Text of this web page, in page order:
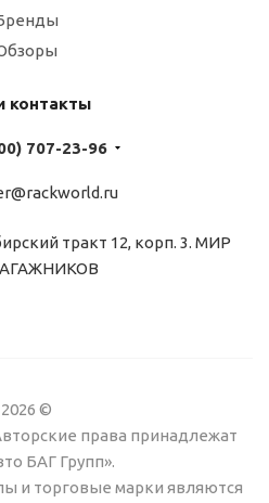
контакты
707-23-96
тракт 12, корп. 3. МИР
2026 ©
права принадлежат
БАГ Групп».
и торговые марки являются